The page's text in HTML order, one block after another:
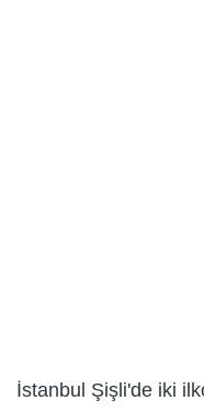
İstanbul Şişli'de iki